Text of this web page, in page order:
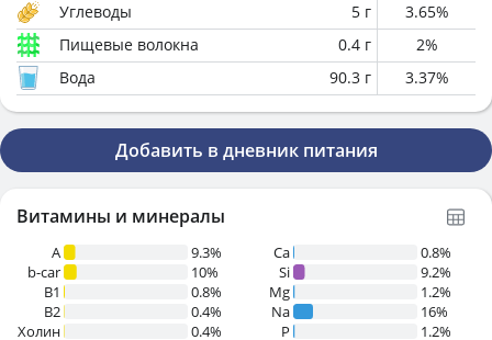
Углеводы
5 г 3.65%
Пищевые волокна
0.4 г 2%
Вода
90.3 г 3.37%
Добавить в дневник питания
Витамины и минералы
A
9.3%
b-car
10%
В1
0.8%
B2
0.4%
Холин
0.4%
Ca
0.8%
Si
9.2%
Mg
1.2%
Na
16%
P
1.2%